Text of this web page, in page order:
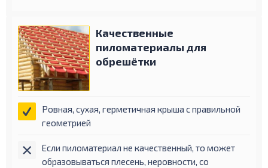
Качественные
пиломатериалы для
обрешётки
Ровная, сухая, герметичная крыша с правильной
геометрией
Если пиломатериал не качественный, то может
образовываться плесень, неровности, со